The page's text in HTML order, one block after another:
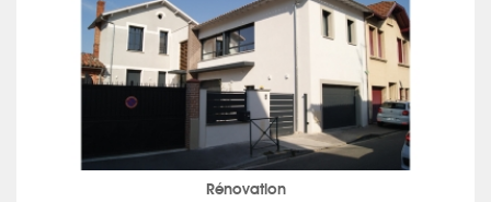
Rénovation